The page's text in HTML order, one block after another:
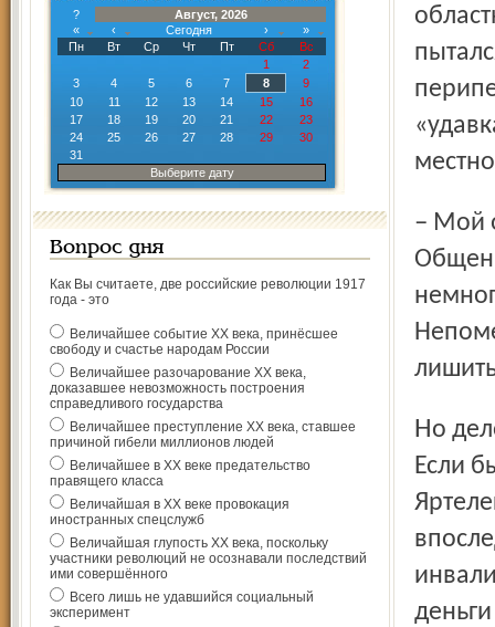
?
Август, 2026
«
‹ Сегодня ›
»
Пн
Вт Ср Чт Пт Сб
Вс
1
2
3
4 5 6 7 8
9
10
11 12 13 14 15
16
17
18 19 20 21 22
23
24
25 26 27 28 29
30
31
Выберите дату
Вопрос дня
Как Вы считаете, две российские революции 1917
года - это
Величайшее событие ХХ века, принёсшее
свободу и счастье народам России
Величайшее разочарование ХХ века,
доказавшее невозможность построения
справедливого государства
Величайшее преступление ХХ века, ставшее
причиной гибели миллионов людей
Величайшее в ХХ веке предательство
правящего класса
Величайшая в ХХ веке провокация
иностранных спецслужб
Величайшая глупость ХХ века, поскольку
участники революций не осознавали последствий
ими совершённого
Всего лишь не удавшийся социальный
эксперимент
– Мой отец не может самостоятельно передвигаться.
Но дело, по-видимому, не только в Петре Коротицком.
Если